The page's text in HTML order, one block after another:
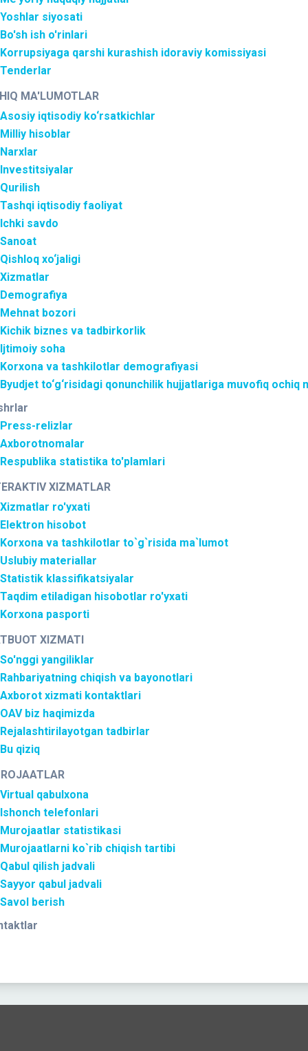
Yoshlar siyosati
Bo'sh ish o'rinlari
Korrupsiyaga qarshi kurashish idoraviy komissiyasi
Tenderlar
MA'LUMOTLAR
Asosiy iqtisodiy ko‘rsatkichlar
Milliy hisoblar
Narxlar
Investitsiyalar
Qurilish
Tashqi iqtisodiy faoliyat
Ichki savdo
Sanoat
Qishloq xo‘jaligi
Xizmatlar
Demografiya
Mehnat bozori
Kichik biznes va tadbirkorlik
Ijtimoiy soha
Korxona va tashkilotlar demografiyasi
Byudjet to‘g‘risidagi qonunchilik hujjatlariga muvofiq ochiq
Press-relizlar
Axborotnomalar
Respublika statistika to'plamlari
XIZMATLAR
Xizmatlar ro'yxati
Elektron hisobot
Korxona va tashkilotlar to`g`risida ma`lumot
Uslubiy materiallar
Statistik klassifikatsiyalar
Taqdim etiladigan hisobotlar ro'yxati
Korxona pasporti
XIZMATI
So'nggi yangiliklar
Rahbariyatning chiqish va bayonotlari
Axborot xizmati kontaktlari
OAV biz haqimizda
Rejalashtirilayotgan tadbirlar
Bu qiziq
Virtual qabulxona
Ishonch telefonlari
Murojaatlar statistikasi
Murojaatlarni ko`rib chiqish tartibi
Qabul qilish jadvali
Sayyor qabul jadvali
Savol berish